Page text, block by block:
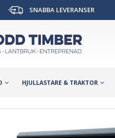
SNABBA LEVERANSER
HJULLASTARE & TRAKTOR